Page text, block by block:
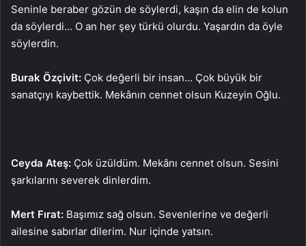
Seninle beraber gözün de söylerdi, kaşın da elin de kolun
da söylerdi… O an her şey türkü olurdu. Yaşardın da öyle
söylerdin.
Burak Özçivit: Çok değerli bir insan… Çok büyük bir
sanatçıyı kaybettik. Mekânın cennet olsun Kuzeyin Oğlu.
Ceyda Ateş: Çok üzüldüm. Mekânı cennet olsun. Sesini
şarkılarını severek dinlerdim.
Mert Fırat: Başımız sağ olsun. Sevenlerine ve değerli
ailesine sabırlar dilerim. Nur içinde yatsın.